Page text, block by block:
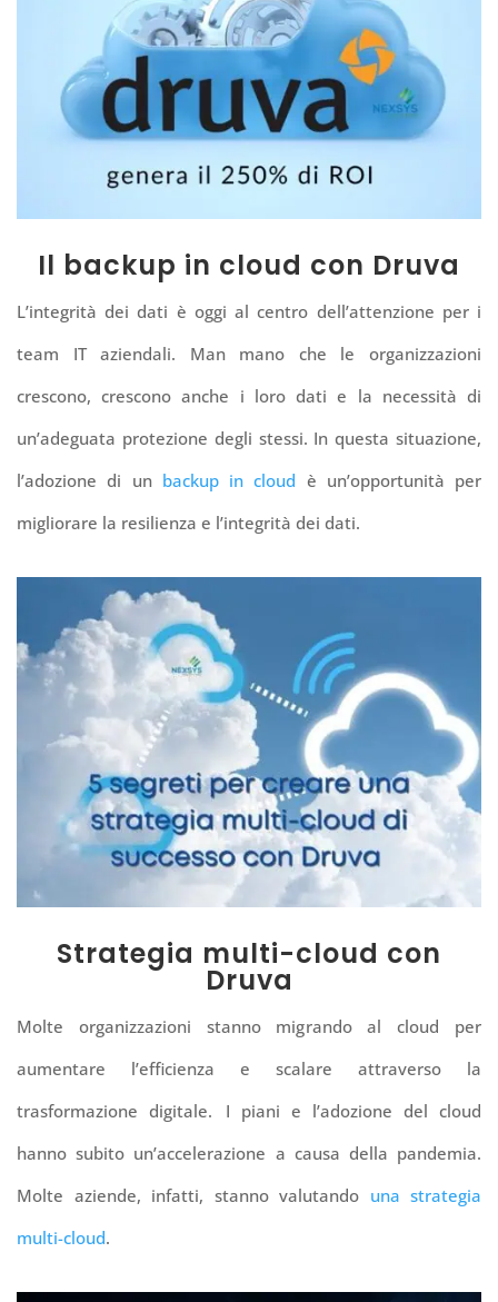
Il backup in cloud con Druva
L’integrità dei dati è oggi al centro dell’attenzione per i
team IT aziendali. Man mano che le organizzazioni
crescono, crescono anche i loro dati e la necessità di
un’adeguata protezione degli stessi. In questa situazione,
l’adozione di un backup in cloud è un’opportunità per
migliorare la resilienza e l’integrità dei dati.
Strategia multi-cloud con
Druva
Molte organizzazioni stanno migrando al cloud per
aumentare l’efficienza e scalare attraverso la
trasformazione digitale.
I piani e l’adozione del cloud
hanno subito un’accelerazione a causa della pandemia.
Molte aziende, infatti, stanno valutando una strategia
multi-cloud.